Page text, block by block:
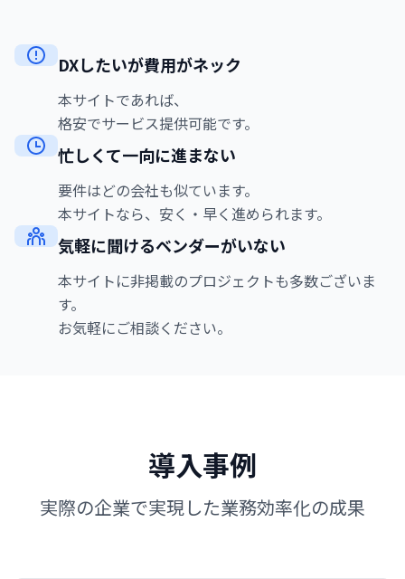
DXしたいが費用がネック
本サイトであれば、
格安でサービス提供可能です。
忙しくて一向に進まない
要件はどの会社も似ています。
本サイトなら、安く・早く進められます。
気軽に聞けるベンダーがいない
本サイトに非掲載のプロジェクトも多数ございま
す。
お気軽にご相談ください。
導入事例
実際の企業で実現した業務効率化の成果